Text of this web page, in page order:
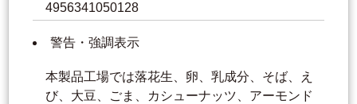
4956341050128
警告・強調表示
本製品工場では落花生、卵、乳成分、そば、え
び、大豆、ごま、カシューナッツ、アーモンド